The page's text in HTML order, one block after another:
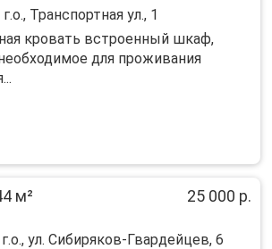
Транспортная ул., 1
кровать встроенный шкаф,
для проживания
м² 25 000 р.
ул. Сибиряков-Гвардейцев, 6